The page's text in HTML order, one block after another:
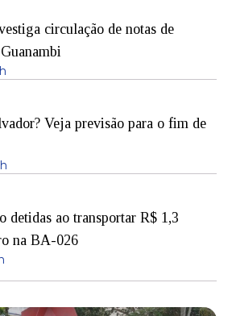
circulação de notas de
Veja previsão para o fim de
detidas ao transportar R$ 1,3
na BA-026